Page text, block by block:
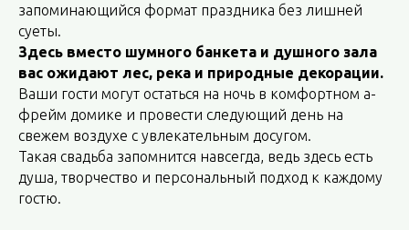
запоминающийся формат праздника без лишней
суеты.
Здесь вместо шумного банкета и душного зала
вас ожидают лес, река и природные декорации.
Ваши гости могут остаться на ночь в комфортном а-
фрейм домике и провести следующий день на
свежем воздухе с увлекательным досугом.
Такая свадьба запомнится навсегда, ведь здесь есть
душа, творчество и персональный подход к каждому
гостю.